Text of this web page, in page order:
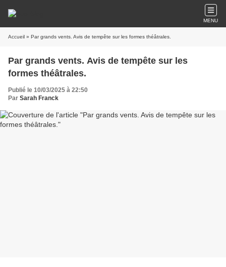
MENU
Accueil » Par grands vents. Avis de tempête sur les formes théâtrales.
Par grands vents. Avis de tempête sur les
formes théâtrales.
Publié le 10/03/2025 à 22:50
Par Sarah Franck